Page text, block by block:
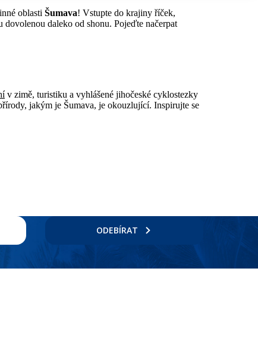
oblasti Šumava! Vstupte do krajiny říček,
daleko od shonu. Pojeďte načerpat
v zimě, turistiku a vyhlášené jihočeské cyklostezky
jakým je Šumava, je okouzlující. Inspirujte se
ODEBÍRAT